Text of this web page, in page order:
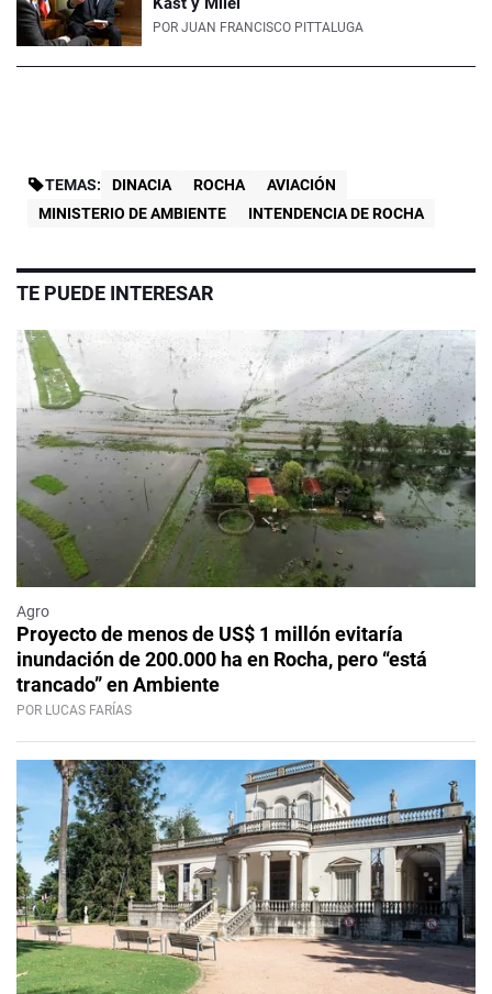
POR JUAN FRANCISCO PITTALUGA
TEMAS: DINACIA ROCHA
AVIACIÓN
MINISTERIO DE AMBIENTE
INTENDENCIA DE ROCHA
TE PUEDE INTERESAR
Agro
Proyecto de menos de US$ 1 millón evitaría
inundación de 200.000 ha en Rocha, pero “está
trancado” en Ambiente
POR LUCAS FARÍAS